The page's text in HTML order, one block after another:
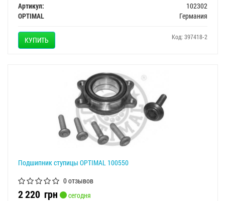
Артикул:
102302
OPTIMAL
Германия
КУПИТЬ Код: 397418-2
Подшипник ступицы OPTIMAL 100550
0 отзывов
2 220 грн
сегодня